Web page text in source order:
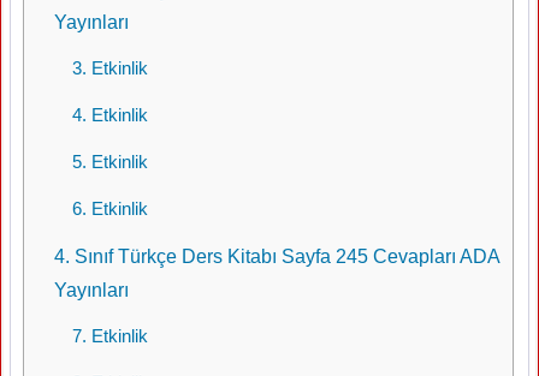
Yayınları
3. Etkinlik
4. Etkinlik
5. Etkinlik
6. Etkinlik
4. Sınıf Türkçe Ders Kitabı Sayfa 245 Cevapları ADA
Yayınları
7. Etkinlik